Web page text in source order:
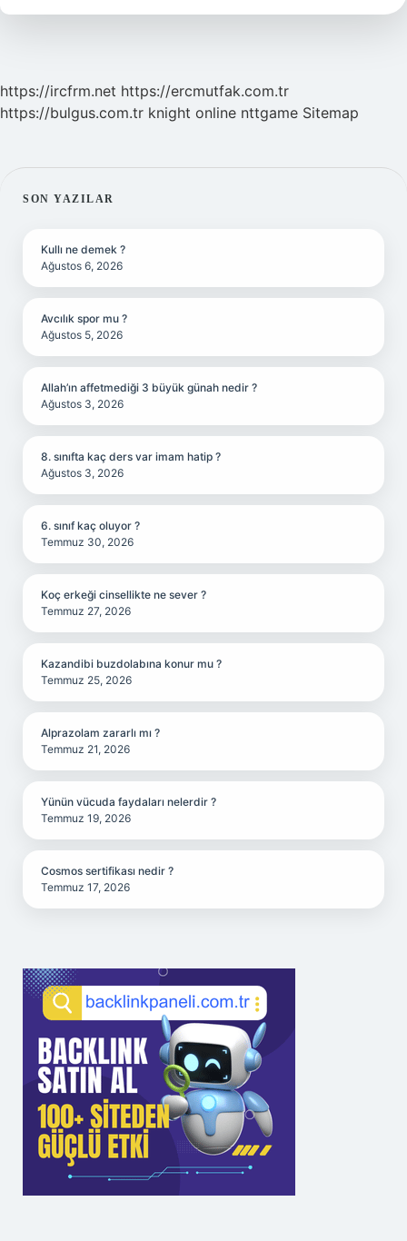
Peygamberlik
https://ircfrm.net https://ercmutfak.com.tr
https://bulgus.com.tr knight online nttgame Sitemap
SIDEBAR
SON YAZILAR
Kullı ne demek ?
Ağustos 6, 2026
Avcılık spor mu ?
Ağustos 5, 2026
Allah’ın affetmediği 3 büyük günah nedir ?
Ağustos 3, 2026
8. sınıfta kaç ders var imam hatip ?
Ağustos 3, 2026
6. sınıf kaç oluyor ?
Temmuz 30, 2026
Koç erkeği cinsellikte ne sever ?
Temmuz 27, 2026
Kazandibi buzdolabına konur mu ?
Temmuz 25, 2026
Alprazolam zararlı mı ?
Temmuz 21, 2026
Yünün vücuda faydaları nelerdir ?
Temmuz 19, 2026
Cosmos sertifikası nedir ?
Temmuz 17, 2026